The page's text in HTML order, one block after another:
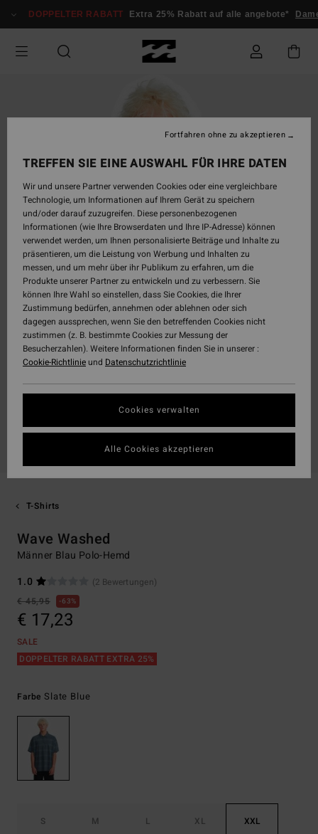
zur
springen
DOPPELTER RABATT Extra 25% Rabatt auf alle angebote* Damen
T-Shirts
Wave Washed
Männer Blau Polo-Hemd
1.0
(2 Bewertungen)
€ 45,95
63%
€ 17,23
SALE
DOPPELTER RABATT EXTRA 25%
Farbe Slate Blue
S M L XL XXL
TREFFEN SIE EINE AUSWAHL FÜR IHRE DATEN
Wir und unsere Partner verwenden Cookies oder eine vergleichbare
Technologie, um Informationen auf Ihrem Gerät zu speichern
und/oder darauf zuzugreifen. Diese personenbezogenen
Informationen (wie Ihre Browserdaten und Ihre IP-Adresse) können
verwendet werden, um Ihnen personalisierte Beiträge und Inhalte zu
präsentieren, um die Leistung von Werbung und Inhalten zu
messen, und um mehr über ihr Publikum zu erfahren, um die
Produkte unserer Partner zu entwickeln und zu verbessern. Sie
können Ihre Wahl so einstellen, dass Sie Cookies, die Ihrer
Zustimmung bedürfen, annehmen oder ablehnen oder sich
dagegen aussprechen, wenn Sie den betreffenden Cookies nicht
zustimmen (z. B. bestimmte Cookies zur Messung der
Besucherzahlen). Weitere Informationen finden Sie in unserer :
Cookie-Richtlinieund Datenschutzrichtlinie
Cookies verwalten
Fortfahren ohne zu akzeptieren
Alle Cookies akzeptieren